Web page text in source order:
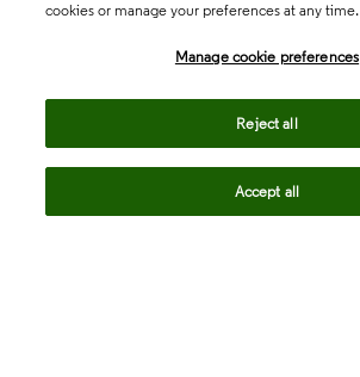
cookies or manage your preferences at any time.
Manage cookie preferences
Reject all
Accept all